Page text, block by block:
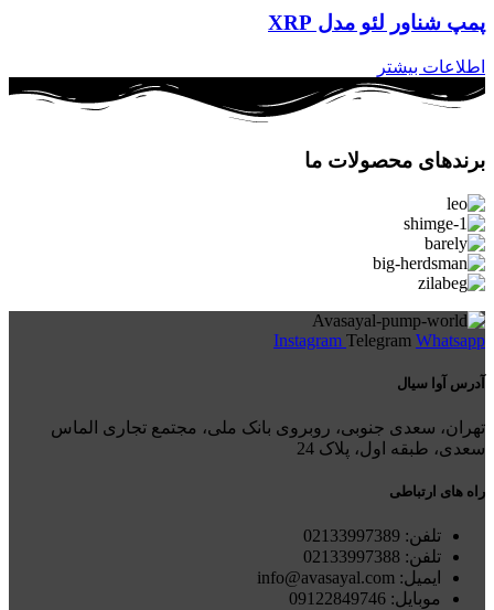
پمپ شناور لئو مدل XRP
اطلاعات بیشتر
برندهای محصولات ما
Instagram Telegram Whatsapp
آدرس آوا سیال
تهران، سعدی جنوبی، روبروی بانک ملی، مجتمع تجاری الماس
سعدی، طبقه اول، پلاک 24
راه های ارتباطی
تلفن: 021 33997389
تلفن:
ایمیل: info@avasayal.com
موبایل: 09122849746